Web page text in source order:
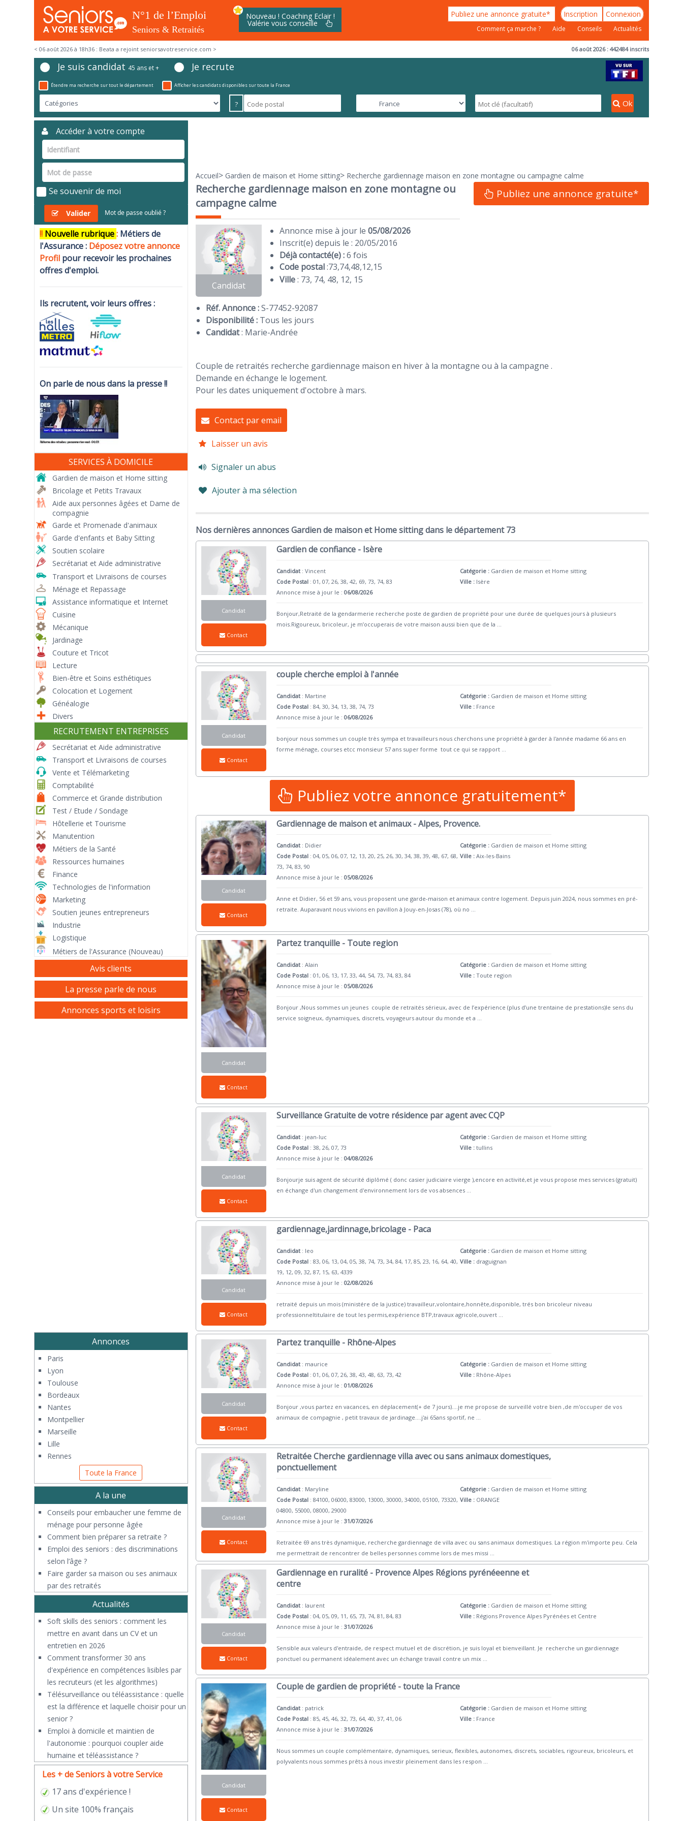
Nouveau ! Coaching Eclair !
Valérie vous conseille
Publiez une annonce gratuite* Inscription Connexion
Comment ça marche ? Aide Conseils Actualités
< 06 août 2026 à 18h36 : Beata a rejoint seniorsavotreservice.com > 06 août 2026 : 442484 inscrits
Je suis candidat 45 ans et + Je recrute
Étendre ma recherche sur tout le département Afficher les candidats disponibles sur toute la France
? Ok
Accueil> Gardien de maison et Home sitting> Recherche gardiennage maison en zone montagne ou campagne calme
Recherche gardiennage maison en zone montagne ou
campagne calme
Publiez une annonce gratuite*
Candidat
Annonce mise à jour le 05/08/2026
Inscrit(e) depuis le : 20/05/2016
Déjà contacté(e) :6 fois
Code postal:73,74,48,12,15
Ville: 73, 74, 48, 12, 15
Réf. Annonce :S-77452-92087
Disponibilité :Tous les jours
Candidat: Marie-Andrée
Couple de retraités recherche gardiennage maison en hiver à la montagne ou à la campagne .
Demande en échange le logement.
Pour les dates uniquement d'octobre à mars.
Contact par email
Laisser un avis
Signaler un abus
Ajouter à ma sélection
Nos dernières annonces Gardien de maison et Home sitting dans le département 73
Candidat
Contact
Gardien de confiance - Isère
Candidat :Vincent
Code Postal : 01, 07, 26, 38, 42, 69, 73, 74, 83
Annonce mise à jour le :06/08/2026
Catégorie : Gardien de maison et Home sitting
Ville : Isère
Bonjour,Retraité de la gendarmerie recherche poste de gardien de propriété pour une durée de quelques jours à plusieurs
mois.Rigoureux, bricoleur, je m’occuperais de votre maison aussi bien que de la ...
Candidat
Contact
couple cherche emploi à l'année
Candidat : Martine
Code Postal : 84, 30, 34, 13, 38, 74, 73
Annonce mise à jour le :06/08/2026
Catégorie : Gardien de maison et Home sitting
Ville : France
bonjour nous sommes un couple très sympa et travailleurs nous cherchons une propriété à garder à l'année madame 66 ans en
forme ménage, courses etcc monsieur 57 ans super forme tout ce qui se rapport
Publiez votre annonce gratuitement*
Candidat
Contact
Gardiennage de maison et animaux - Alpes, Provence.
Candidat : Didier
Code Postal : 04, 05, 06, 07, 12, 13, 20, 25, 26, 30, 34, 38, 39, 48, 67, 68,
73, 74, 83, 90
Annonce mise à jour le :05/08/2026
Catégorie : Gardien de maison et Home sitting
Ville : Aix-les-Bains
Anne et Didier, 56 et 59 ans, vous proposent une garde-maison et animaux contre logement. Depuis juin 2024, nous sommes en pré-
retraite. Auparavant nous vivions en pavillon à Jouy-en-Josas (78), où no
Candidat
Contact
Partez tranquille - Toute region
Candidat :Alain
Code Postal : 01, 06, 13, 17, 33, 44, 54, 73, 74, 83, 84
Annonce mise à jour le :05/08/2026
Catégorie : Gardien de maison et Home sitting
Ville : Toute region
Bonjour ,Nous sommes un jeunes couple de retraités sérieux, avec de l’expérience (plus d’une trentaine de prestations)le sens du
service soigneux, dynamiques, discrets, voyageurs autour du monde et a ...
Candidat
Contact
Surveillance Gratuite de votre résidence par agent avec CQP
Candidat : jean-luc
Code Postal : 38, 26, 07, 73
Annonce mise à jour le :04/08/2026
Catégorie : Gardien de maison et Home sitting
Ville : tullins
Bonjourje suis agent de sécurité diplômé ( donc casier judiciaire vierge ),encore en activité,et je vous propose mes services (gratuit)
en échange d'un changement d'environnement lors de vos absences
Candidat
Contact
gardiennage,jardinnage,bricolage - Paca
Candidat : leo
Code Postal : 83, 06, 13, 04, 05, 38, 74, 73, 34, 84, 17, 85, 23, 16, 64, 40,
19, 12, 09, 32, 87, 15, 63, 4339
Annonce mise à jour le :02/08/2026
Catégorie : Gardien de maison et Home sitting
Ville : draguignan
retraité depuis un mois (ministére de la justice) travailleur,volontaire,honnête,disponible, trés bon bricoleur niveau
professionneltitulaire de tout les permis,expérience BTP,travaux agricole,ouvert
Candidat
Contact
Partez tranquille - Rhône-Alpes
Candidat : maurice
Code Postal : 01, 06, 07, 26, 38, 43, 48, 63, 73, 42
Annonce mise à jour le :01/08/2026
Catégorie : Gardien de maison et Home sitting
Ville : Rhône-Alpes
Bonjour ,vous partez en vacances, en déplacement(+ de 7 jours)....je me propose de surveillé votre bien ,de m'occuper de vos
animaux de compagnie , petit travaux de jardinage....j'ai 65ans sportif, ne ...
Candidat
Contact
Retraitée Cherche gardiennage villa avec ou sans animaux domestiques,
ponctuellement
Candidat : Maryline
Code Postal : 84100, 06000, 83000, 13000, 30000, 34000, 05100, 73320,
04800, 55000, 08000, 29000
Annonce mise à jour le :31/07/2026
Catégorie : Gardien de maison et Home sitting
Ville : ORANGE
Retraitée 69 ans très dynamique, recherche gardiennage de villa avec ou sans animaux domestiques. La région m'importe peu. Cela
me permettrait de rencontrer de belles personnes comme lors de mes missi ...
Candidat
Contact
Gardiennage en ruralité - Provence Alpes Régions pyrénéeenne et
centre
Candidat : laurent
Code Postal : 04, 05, 09, 11, 65, 73, 74, 81, 84, 83
Annonce mise à jour le :31/07/2026
Catégorie : Gardien de maison et Home sitting
Ville : Régions Provence Alpes Pyrénées et Centre
Sensible aux valeurs d'entraide, de respect mutuel et de discrétion, je suis loyal et bienveillant. Je recherche un gardiennage
ponctuel ou permanent idéalement avec un échange travail contre un mix ...
Candidat
Contact
Couple de gardien de propriété - toute la France
Candidat : patrick
Code Postal : 85, 45, 46, 32, 73, 64, 40, 37, 41, 06
Annonce mise à jour le :31/07/2026
Catégorie : Gardien de maison et Home sitting
Ville : France
Nous sommes un couple complémentaire, dynamiques, serieux, flexibles, autonomes, discrets, sociables, rigoureux, bricoleurs, et
polyvalents nous sommes prêts à nous investir pleinement dans les respon
Accéder à votre compte
Se souvenir de moi
Valider Mot de passe oublié ?
!! Nouvelle rubrique: Métiers de
l'Assurance : Déposez votre annonce
Profil pour recevoir les prochaines
offres d'emploi.
Ils recrutent, voir leurs offres :
On parle de nous dans la presse !!
SERVICES À DOMICILE
Gardien de maison et Home sitting
Bricolage et Petits Travaux
Aide aux personnes âgées et Dame de
compagnie
Garde et Promenade d'animaux
Garde d'enfants et Baby Sitting
Soutien scolaire
Secrétariat et Aide administrative
Transport et Livraisons de courses
Ménage et Repassage
Assistance informatique et Internet
Cuisine
Mécanique
Jardinage
Couture et Tricot
Lecture
Bien-être et Soins esthétiques
Colocation et Logement
Généalogie
Divers
RECRUTEMENT ENTREPRISES
Secrétariat et Aide administrative
Transport et Livraisons de courses
Vente et Télémarketing
Comptabilité
Commerce et Grande distribution
Test / Etude / Sondage
Hôtellerie et Tourisme
Manutention
Métiers de la Santé
Ressources humaines
Finance
Technologies de l'information
Marketing
Soutien jeunes entrepreneurs
Industrie
Logistique
Métiers de l'Assurance (Nouveau)
Avis clients
La presse parle de nous
Annonces sports et loisirs
Annonces
Paris
Lyon
Toulouse
Bordeaux
Nantes
Montpellier
Marseille
Lille
Rennes
Toute la France
A la une
Conseils pour embaucher une femme de
ménage pour personne âgée
Comment bien préparer sa retraite ?
Emploi des seniors : des discriminations
selon l’âge ?
Faire garder sa maison ou ses animaux
par des retraités
Actualités
Soft skills des seniors : comment les
mettre en avant dans un CV et un
entretien en 2026
Comment transformer 30 ans
d'expérience en compétences lisibles par
les recruteurs (et les algorithmes)
Télésurveillance ou téléassistance : quelle
est la différence et laquelle choisir pour un
senior ?
​Emploi à domicile et maintien de
l'autonomie : pourquoi coupler aide
humaine et téléassistance ?
Les + de Seniors à votre Service
17 ans d'expérience !
Un site 100% français